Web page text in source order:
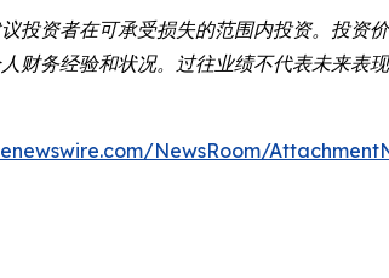
投资者在可承受损失的范围内投资。投资
财务经验和状况。过往业绩不代表未来
NewsRoom/